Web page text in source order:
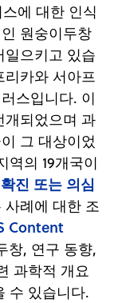
에 대한 인식
원숭이두창
일으키고 있습
리카와 서아프
스입니다. 이
개되었으며 과
그 대상이었
역의 19개국이
진 또는 의심
사례에 대한 조
Content
창, 연구 동향,
과학적 개요
수 있습니다.